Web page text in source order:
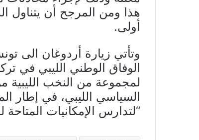
هذا ومن المرجح أن يتناول
أولى.
وتأتي زيارة أردوغان الى
الوفاق الوطني الليبي في
لمجموعة من النخب الليبية
السياسي الليبي، في إطار
“لتدارس الإمكانيات المتاحة